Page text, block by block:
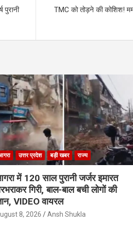
पुरानी
TMC को तोड़ने की कोशिश!
उत्तर प्रदेश बड़ी खबर राज्य
में 120 साल पुरानी जर्जर इमारत
गिरी, बाल-बाल बची लोगों की
VIDEO वायरल
8, 2026 Ansh Shukla